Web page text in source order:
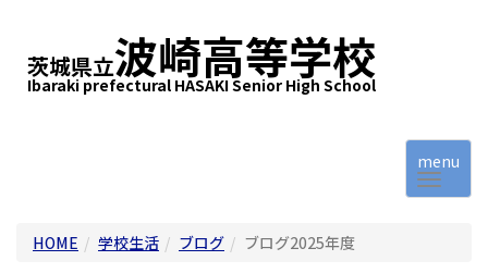
茨城県立波崎高等学校
Ibaraki prefectural HASAKI Senior High School
menu
HOME 学校生活 ブログ ブログ2025年度